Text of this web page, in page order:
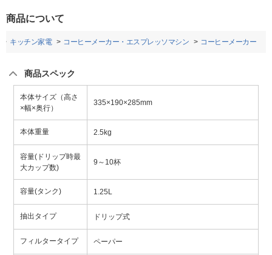
商品について
キッチン家電 コーヒーメーカー・エスプレッソマシン コーヒーメーカー
商品スペック
本体サイズ（高さ
×幅×奥行）
335×190×285mm
本体重量 2.5kg
容量(ドリップ時最
大カップ数)
9～10杯
容量(タンク) 1.25L
抽出タイプ ドリップ式
フィルタータイプ ペーパー